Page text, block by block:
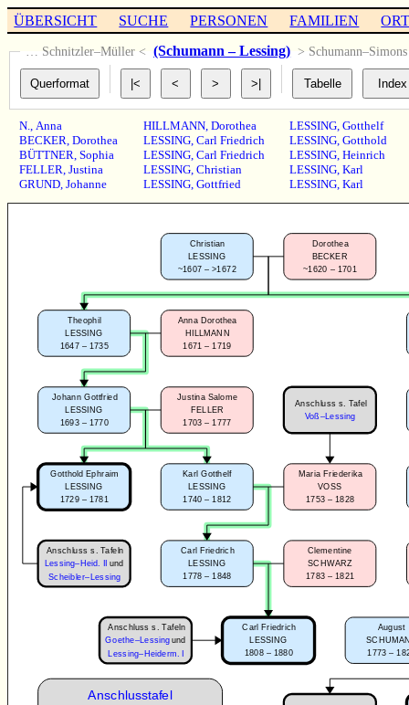
ÜBERSICHT SUCHE PERSONEN FAMILIEN
… Schnitzler–Müller < (Schumann – Lessing) >
N.,Anna
BECKER,Dorothea
BÜTTNER,Sophia
FELLER,Justina
GRUND,Johanne
HILLMANN, Dorothea
LESSING, Carl Friedrich
LESSING, Carl Friedrich
LESSING, Christian
LESSING, Gottfried
LESSING, Gotthelf
LESSING, Gotthold
LESSING, Heinrich
LESSING, Karl
LESSING, Karl
Carl Friedrich
LESSING
1808 – 1880
Carl Friedrich
LESSING
1778 – 1848
Clementine
SCHWARZ
1783 – 1821
Karl Gotthelf
LESSING
1740 – 1812
Maria Friederika
VOSS
1753 – 1828
Johann Gottfried
LESSING
1693 – 1770
Justina Salome
FELLER
1703 – 1777
Gotthold Ephraim
LESSING
1729 – 1781
Anschluss s. Tafel
Voß–Lessing
Anschluss s. Tafeln
Goethe–Lessingund
Lessing–Heiderm. I
Theophil
LESSING
1647 – 1735
Anna Dorothea
HILLMANN
1671 – 1719
Christian
LESSING
~1607 – >1672
Dorothea
BECKER
~1620 – 1701
August
1773 –
Anschlusstafel
Anschluss s. Tafeln
Lessing–Heid. II und
Scheibler–Lessing